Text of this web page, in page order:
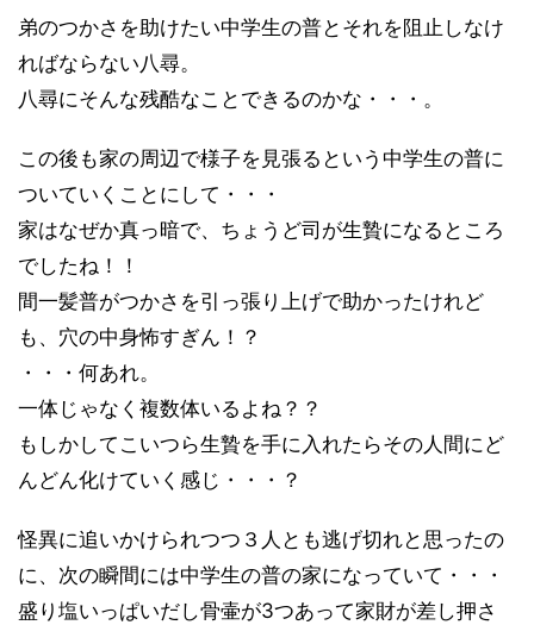
弟のつかさを助けたい中学生の普とそれを阻止しなけ
ればならない八尋。
八尋にそんな残酷なことできるのかな・・・。
この後も家の周辺で様子を見張るという中学生の普に
ついていくことにして・・・
家はなぜか真っ暗で、ちょうど司が生贄になるところ
でしたね！！
間一髪普がつかさを引っ張り上げで助かったけれど
も、穴の中身怖すぎん！？
・・・何あれ。
一体じゃなく複数体いるよね？？
もしかしてこいつら生贄を手に入れたらその人間にど
んどん化けていく感じ・・・？
怪異に追いかけられつつ３人とも逃げ切れと思ったの
に、次の瞬間には中学生の普の家になっていて・・・
盛り塩いっぱいだし骨壷が3つあって家財が差し押さ